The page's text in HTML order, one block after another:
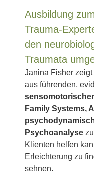
Ausbildung
Trauma-
den
Traumata
Janina Fisher zeigt
aus führenden,
Family Systems,
Psychoanalyse
Klienten helfen
Erleichterung zu
sehnen.